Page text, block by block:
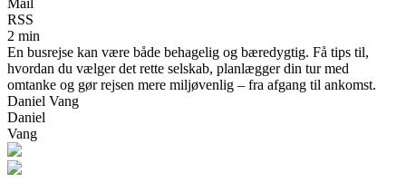
RSS
2 min
En busrejse kan være både behagelig og bæredygtig. Få tips til,
hvordan du vælger det rette selskab, planlægger din tur med
omtanke og gør rejsen mere miljøvenlig – fra afgang til ankomst.
Daniel Vang
Daniel
Vang